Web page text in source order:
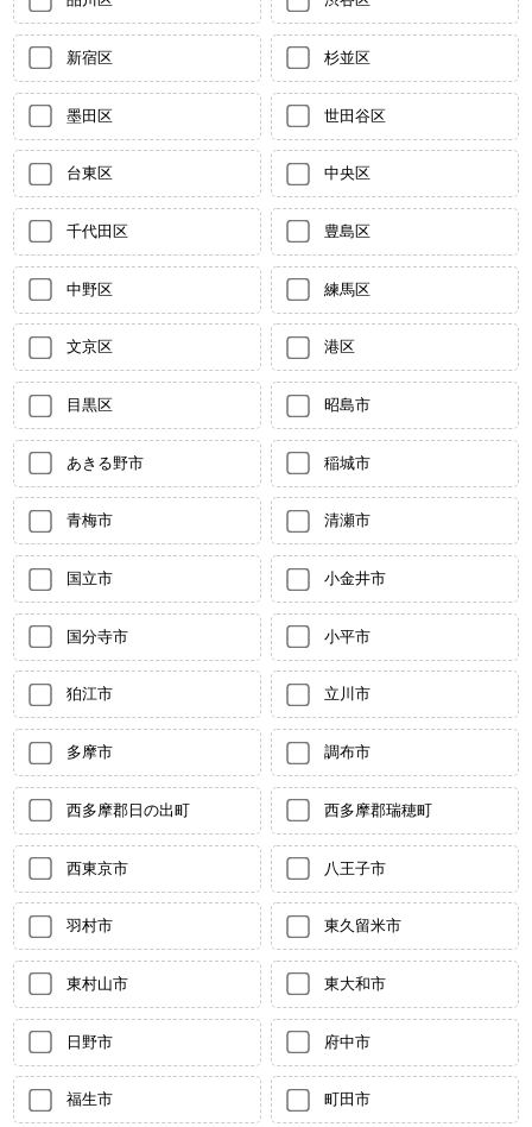
新宿区 杉並区
墨田区 世田谷区
台東区 中央区
千代田区 豊島区
中野区 練馬区
文京区 港区
目黒区 昭島市
あきる野市 稲城市
青梅市 清瀬市
国立市 小金井市
国分寺市 小平市
狛江市 立川市
多摩市 調布市
西多摩郡日の出町 西多摩郡瑞穂町
西東京市 八王子市
羽村市 東久留米市
東村山市 東大和市
日野市 府中市
福生市 町田市